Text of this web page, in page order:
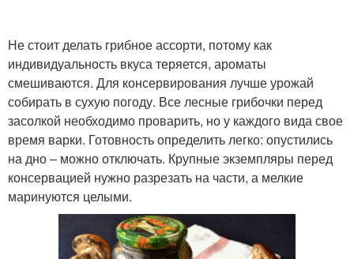
Не стоит делать грибное ассорти, потому как
индивидуальность вкуса теряется, ароматы
смешиваются. Для консервирования лучше урожай
собирать в сухую погоду. Все лесные грибочки перед
засолкой необходимо проварить, но у каждого вида свое
время варки. Готовность определить легко: опустились
на дно – можно отключать. Крупные экземпляры перед
консервацией нужно разрезать на части, а мелкие
маринуются целыми.